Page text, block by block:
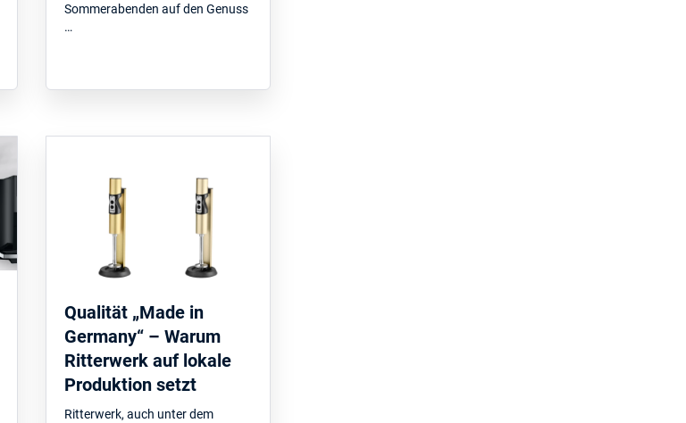
Sommerabenden auf den Genuss
…
Qualität „Made in
Germany“ – Warum
Ritterwerk auf lokale
Produktion setzt
Ritterwerk, auch unter dem